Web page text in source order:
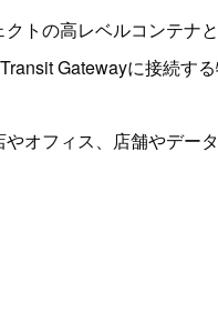
トの高レベルコンテナ
Gatewayに接続す
オフィス、店舗やデータ